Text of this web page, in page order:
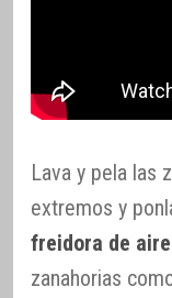
Lava y pela las
extremos y
freidora de aire
zanahorias